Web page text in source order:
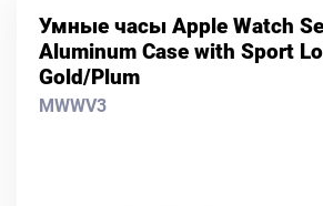
Умные часы Apple Watch
Aluminum Case with Sport
Gold/Plum
MWWV3